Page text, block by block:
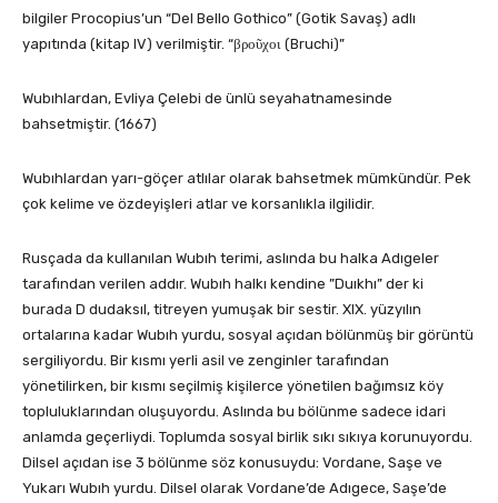
bilgiler Procopius’un “Del Bello Gothico” (Gotik Savaş) adlı
yapıtında (kitap IV) verilmiştir. “βροῦχοι (Bruchi)”
Wubıhlardan, Evliya Çelebi de ünlü seyahatnamesinde
bahsetmiştir. (1667)
Wubıhlardan yarı-göçer atlılar olarak bahsetmek mümkündür. Pek
çok kelime ve özdeyişleri atlar ve korsanlıkla ilgilidir.
Rusçada da kullanılan Wubıh terimi, aslında bu halka Adıgeler
tarafından verilen addır. Wubıh halkı kendine ”Duıkhı” der ki
burada D dudaksıl, titreyen yumuşak bir sestir. XIX. yüzyılın
ortalarına kadar Wubıh yurdu, sosyal açıdan bölünmüş bir görüntü
sergiliyordu. Bir kısmı yerli asil ve zenginler tarafından
yönetilirken, bir kısmı seçilmiş kişilerce yönetilen bağımsız köy
topluluklarından oluşuyordu. Aslında bu bölünme sadece idari
anlamda geçerliydi. Toplumda sosyal birlik sıkı sıkıya korunuyordu.
Dilsel açıdan ise 3 bölünme söz konusuydu: Vordane, Saşe ve
Yukarı Wubıh yurdu. Dilsel olarak Vordane’de Adıgece, Saşe’de